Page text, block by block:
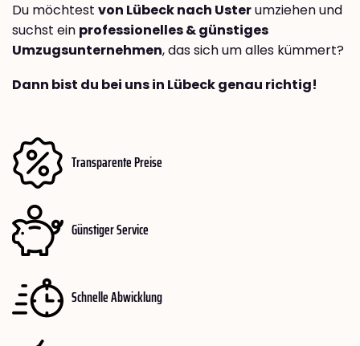
Du möchtest von Lübeck nach Usterumziehen und
suchst ein professionelles & günstiges
Umzugsunternehmen, das sich um alles kümmert?
Dann bist du bei uns in Lübeck genau richtig!
Transparente Preise
Günstiger Service
Schnelle Abwicklung